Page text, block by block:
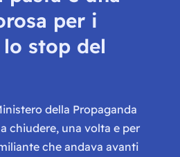
per i
stop del
della Propaganda
chiudere, una volta e per
che andava avanti